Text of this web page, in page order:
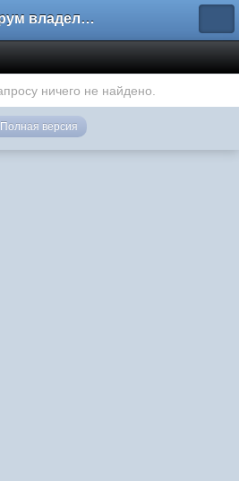
Форум владельцев интернет-магазинов
ничего не найдено.
Полная версия